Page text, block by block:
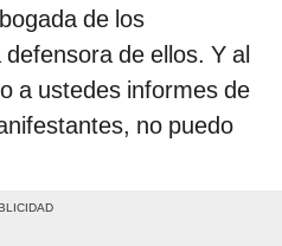
de los
de ellos. Y al
a ustedes informes de
no puedo